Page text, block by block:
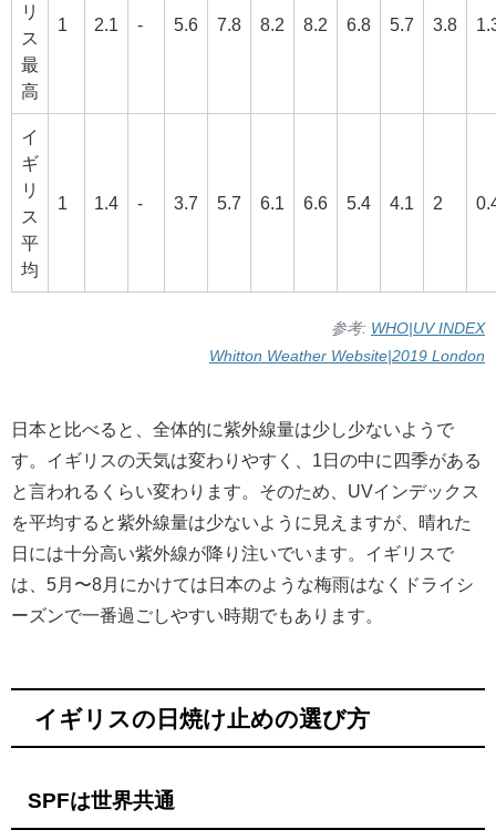
リ
ス
最
高
1 2.1 - 5.6 7.8 8.2 8.2 6.8 5.7 3.8
イ
ギ
リ
ス
平
均
1 1.4 - 3.7 5.7 6.1 6.6 5.4 4.1 2
参考: WHO|UV INDEX
Whitton Weather Website|2019 London
日本と比べると、全体的に紫外線量は少し少ないようで
す。イギリスの天気は変わりやすく、1日の中に四季がある
と言われるくらい変わります。そのため、UVインデックス
を平均すると紫外線量は少ないように見えますが、晴れた
日には十分高い紫外線が降り注いでいます。イギリスで
は、5月〜8月にかけては日本のような梅雨はなくドライシ
ーズンで一番過ごしやすい時期でもあります。
イギリスの日焼け止めの選び方
SPFは世界共通